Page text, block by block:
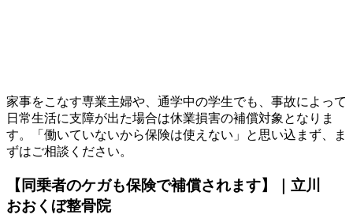
家事をこなす専業主婦や、通学中の学生でも、事故によって
日常生活に支障が出た場合は休業損害の補償対象となりま
す。「働いていないから保険は使えない」と思い込まず、ま
ずはご相談ください。
【同乗者のケガも保険で補償されます】｜立川
おおくぼ整骨院